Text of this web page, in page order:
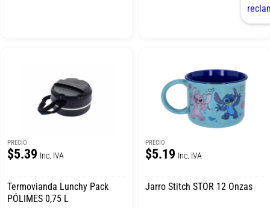
PRECIO
$5.39 Inc. IVA
Termovianda Lunchy Pack
PÓLIMES 0,75 L
PRECIO
$5.19 Inc. IVA
Jarro Stitch STOR 12 Onzas